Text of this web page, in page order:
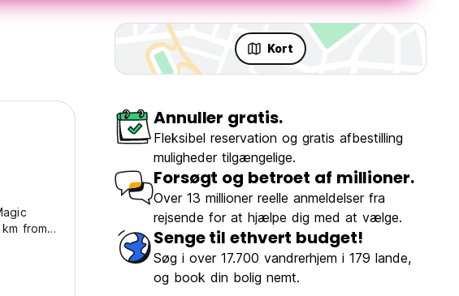
Kort
from
Annuller gratis.
Fleksibel reservation og gratis afbestilling
muligheder tilgængelige.
Forsøgt og betroet af millioner.
Over 13 millioner reelle anmeldelser fra
rejsende for at hjælpe dig med at vælge.
Senge til ethvert budget!
Søg i over 17.700 vandrerhjem i 179 lande,
og book din bolig nemt.